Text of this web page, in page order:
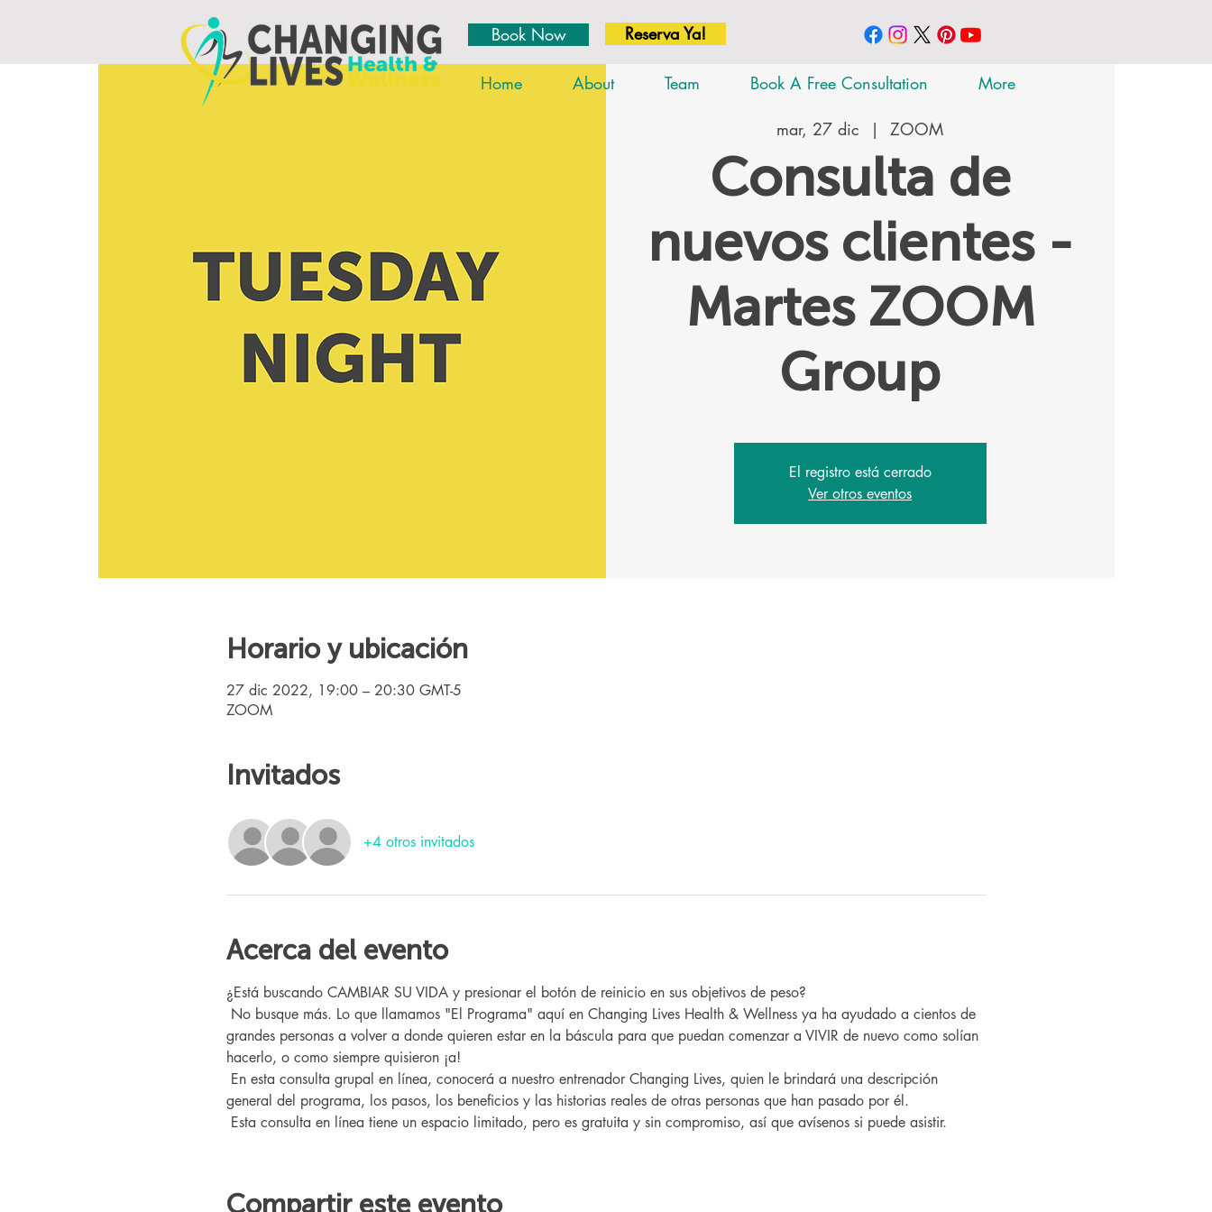
Book Now Reserva Ya!
Home About Team Book A Free Consultation More
mar, 27 dic
  |
ZOOM
Consulta de
nuevos clientes -
Martes ZOOM
Group
El registro está cerrado
Ver otros eventos
Horario y ubicación
27 dic 2022, 19:00 – 20:30 GMT-5
ZOOM
Invitados
+4 otros invitados
Acerca del evento
¿Está buscando CAMBIAR SU VIDA y presionar el botón de reinicio en sus objetivos de peso?
grandes personas a volver a donde quieren estar en la báscula para que puedan comenzar a VIVIR de nuevo como solían
hacerlo, o como siempre quisieron ¡a!
general del programa, los pasos, los beneficios y las historias reales de otras personas que han pasado por él.
Esta consulta en línea tiene un espacio limitado, pero es gratuita y sin compromiso, así que avísenos si puede asistir.
Compartir este evento